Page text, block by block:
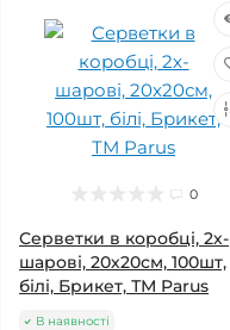
0
Серветки в коробці, 2х-
шарові, 20х20см, 100шт,
білі, Брикет, ТМ Parus
В наявності